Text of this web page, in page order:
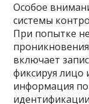
Особое
системы
При попытке
включает
фиксируя лицо
информация